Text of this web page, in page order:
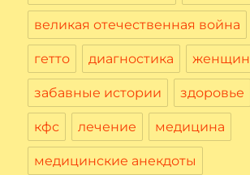
великая отечественная война
гетто диагностика
забавные истории здоровье
кфс лечение медицина
медицинские анекдоты